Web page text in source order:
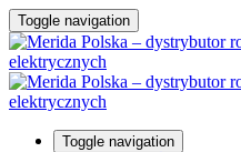
Toggle navigation
Toggle navigation